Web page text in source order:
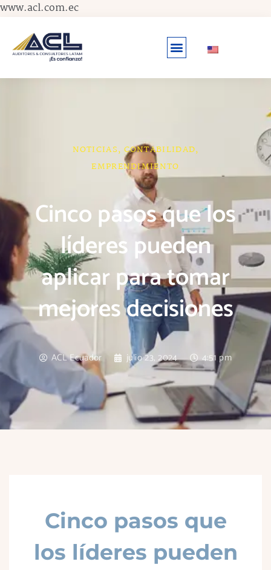
www.acl.com.ecIr
contenido
NOTICIAS, CONTABILIDAD,
EMPRENDIMIENTO
Cinco pasos que los
líderes pueden
aplicar para tomar
mejores decisiones
ACL Ecuador julio 23, 2024 4:51 pm
Cinco pasos que
los líderes pueden